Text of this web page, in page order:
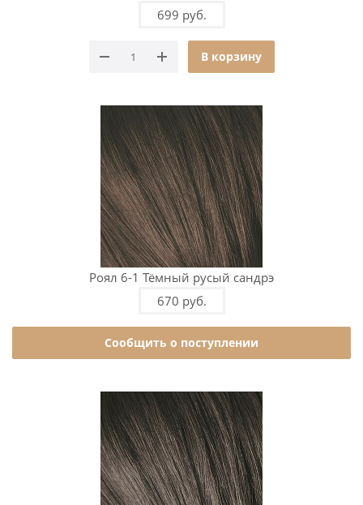
699 руб.
В корзину
Роял 6-1 Тёмный русый сандрэ
670 руб.
Сообщить о поступлении